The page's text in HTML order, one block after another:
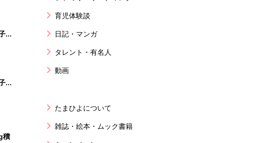
と
と
積
育児体験談
日記・マンガ
タレント・有名人
動画
たまひよについて
雑誌・絵本・ムック書籍